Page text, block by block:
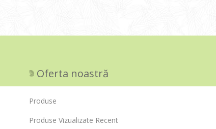
Oferta noastră
Produse
Produse Vizualizate Recent